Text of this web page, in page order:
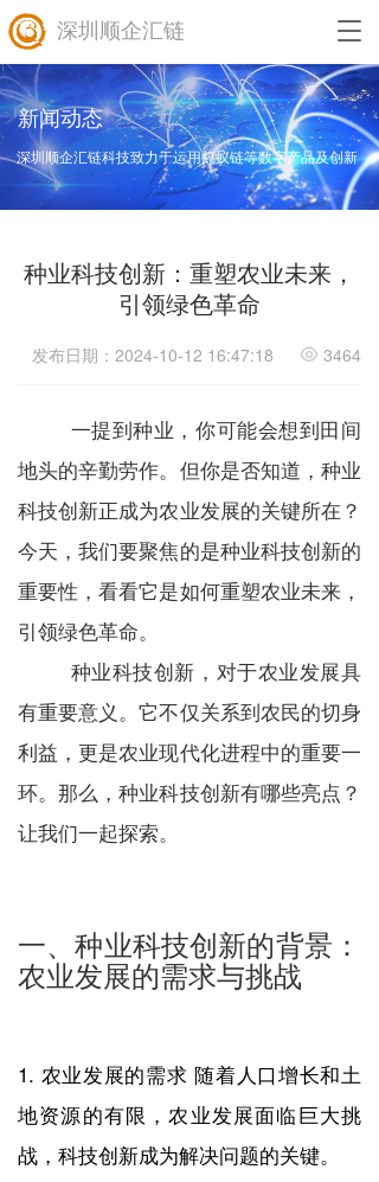
T
g
g
l
e
n
a
o
深圳顺企汇链
新闻动态
深圳顺企汇链科技致力于运用蚂蚁链等数字产品及创新
种业科技创新：重塑农业未来，
引领绿色革命
发布日期：2024-10-12 16:47:18 3464
一提到种业，你可能会想到田间
地头的辛勤劳作。但你是否知道，种业
科技创新正成为农业发展的关键所在？
今天，我们要聚焦的是种业科技创新的
重要性，看看它是如何重塑农业未来，
引领绿色革命。
种业科技创新，对于农业发展具
有重要意义。它不仅关系到农民的切身
利益，更是农业现代化进程中的重要一
环。那么，种业科技创新有哪些亮点？
让我们一起探索。
一、种业科技创新的背景：
农业发展的需求与挑战
1. 农业发展的需求 随着人口增长和土
地资源的有限，农业发展面临巨大挑
战，科技创新成为解决问题的关键。